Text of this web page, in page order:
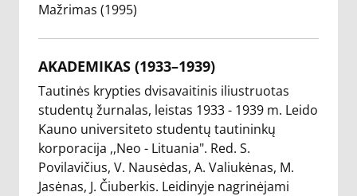
Mažrimas (1995)
AKADEMIKAS (1933–1939)
Tautinės krypties dvisavaitinis iliustruotas
studentų žurnalas, leistas 1933 - 1939 m. Leido
Kauno universiteto studentų tautininkų
korporacija ,,Neo - Lituania". Red. S.
Povilavičius, V. Nausėdas, A. Valiukėnas, M.
Jasėnas, J. Čiuberkis. Leidinyje nagrinėjami